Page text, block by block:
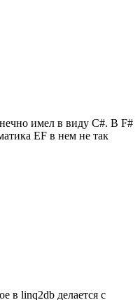
имел в виду C#. В F#
EF в нем не так
в linq2db делается с